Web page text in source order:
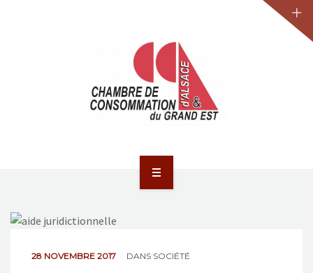
ACTUALITÉS
JURIDIQUE
28 NOVEMBRE 2017 DANS SOCIÉTÉ